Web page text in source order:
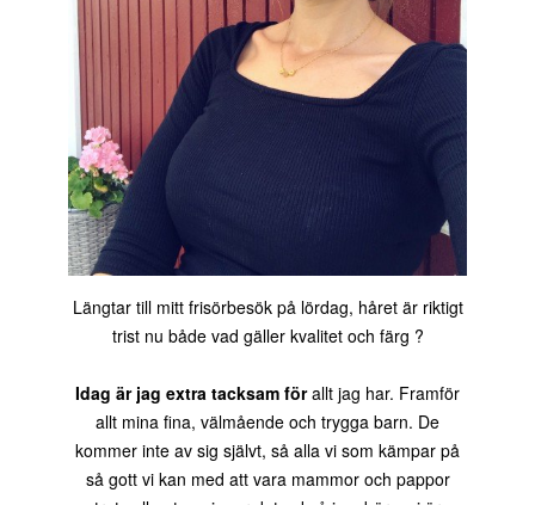
Längtar till mitt frisörbesök på lördag, håret är riktigt
trist nu både vad gäller kvalitet och färg ?
Idag är jag extra tacksam förallt jag har. Framför
allt mina fina, välmående och trygga barn. De
kommer inte av sig självt, så alla vi som kämpar på
så gott vi kan med att vara mammor och pappor